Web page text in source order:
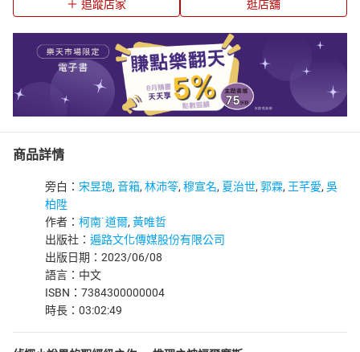
追蹤店家 逛店舖
商品詳情
旁白： 宋昱璁, 音箱, 林沛笭, 穆宣名, 夏治世, 郭霖, 王芊愛, 吳
柏陞
作者： 柯南˙道爾, 黃唯哲
出版社： 遍路文化傳媒股份有限公司
出版日期：2023/06/08
語言：中文
ISBN：7384300000004
時長：03:02:49